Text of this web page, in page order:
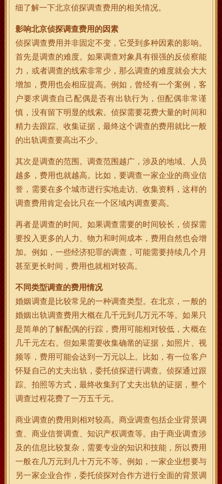
细了解一下北京侦探调查费用的相关情况。
影响北京侦探调查费用的因素
侦探调查费用并非固定不变，它受到多种因素的影响。
首先是调查的难度。如果调查对象具有很强的反侦察能
力，或者调查的线索非常少，那么调查的难度就会大大
增加，费用也会相应提高。例如，曾经有一个案例，客
户要求调查自己配偶是否有出轨行为，但配偶非常谨
慎，没有留下明显的线索。侦探需要花费大量的时间和
精力去跟踪、收集证据，最终这个调查的费用就比一般
的出轨调查要高出不少。
其次是调查的范围。调查范围越广，涉及的地域、人员
越多，费用也就越高。比如，要调查一家企业的商业信
誉，需要在多个城市进行实地走访、收集资料，这样的
调查费用肯定会比只在一个区域内调查要高。
再者是调查的时间。如果调查需要的时间较长，侦探需
要投入更多的人力、物力和时间成本，费用自然也会增
加。例如，一些经济犯罪的调查，可能需要持续几个月
甚至更长时间，费用也就相对较高。
不同类型调查的费用情况
婚姻调查是比较常见的一种调查类型。在北京，一般的
婚姻出轨调查费用大概在几千元到几万元不等。如果只
是简单的了解配偶的行踪，费用可能相对较低，大概在
几千元左右。但如果需要收集确凿的证据，如照片、视
频等，费用可能会达到一万元以上。比如，有一位客户
怀疑自己的丈夫出轨，委托侦探进行调查。侦探通过跟
踪、拍照等方式，最终收集到了丈夫出轨的证据，整个
调查过程花费了一万五千元。
商业调查的费用则相对较高。商业调查包括企业背景调
查、商业信誉调查、知识产权调查等。由于商业调查涉
及的信息比较复杂，需要专业的知识和技能，所以费用
一般在几万元到几十万元不等。例如，一家企业想要与
另一家企业合作，委托侦探对合作方进行全面的背景调